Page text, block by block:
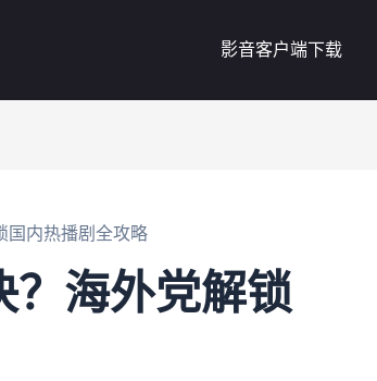
影音客户端下载
国内热播剧全攻略
？海外党解锁